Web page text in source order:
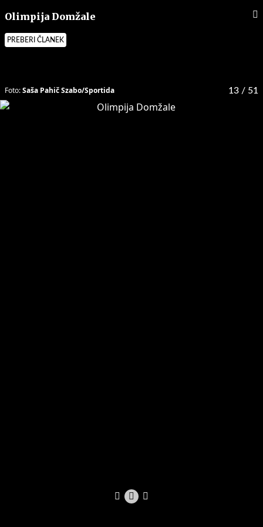
Olimpija Domžale
PREBERI ČLANEK
13 / 51
Foto:Saša Pahič Szabo/Sportida